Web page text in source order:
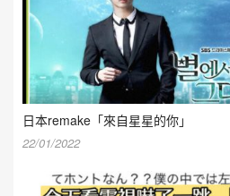
日本remake「來自星星的你」
22/01/2022